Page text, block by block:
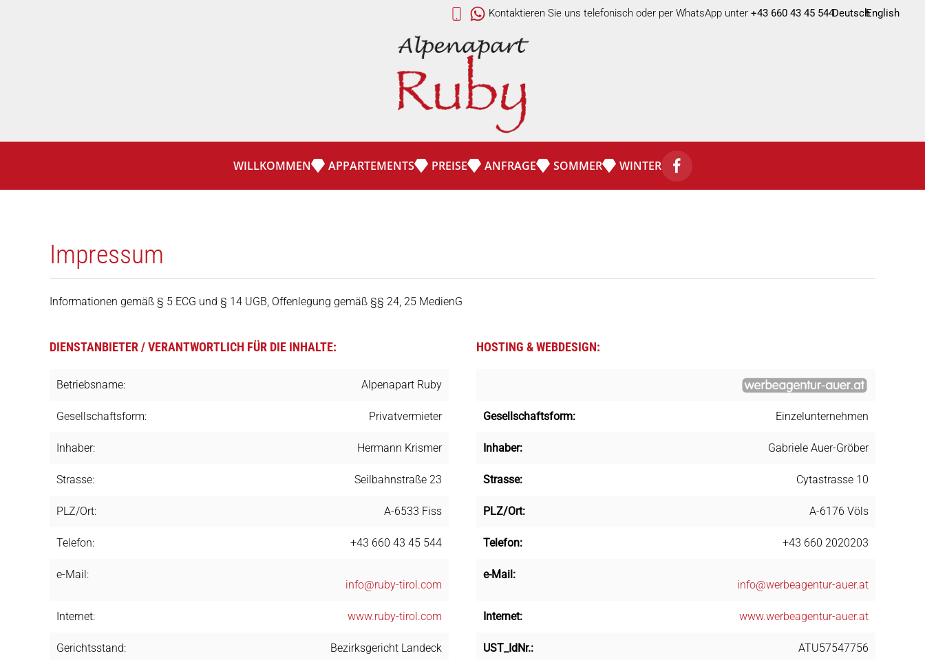
Kontaktieren Sie uns telefonisch oder per WhatsApp unter +43 660 43 45 544DeutschEnglish
WILLKOMMEN APPARTEMENTS PREISE ANFRAGE SOMMER WINTER
Impressum
Informationen gemäß § 5 ECG und § 14 UGB, Offenlegung gemäß §§ 24, 25 MedienG
DIENSTANBIETER / VERANTWORTLICH FÜR DIE INHALTE:
Betriebsname: Alpenapart Ruby
Gesellschaftsform: Privatvermieter
Inhaber: Hermann Krismer
Strasse: Seilbahnstraße 23
PLZ/Ort: A-6533 Fiss
Telefon: +43 660 43 45 544
e-Mail:
info@ruby-tirol.com
Internet: www.ruby-tirol.com
Gerichtsstand: Bezirksgericht Landeck
HOSTING & WEBDESIGN:
Gesellschaftsform: Einzelunternehmen
Inhaber: Gabriele Auer-Gröber
Strasse: Cytastrasse 10
PLZ/Ort: A-6176 Völs
Telefon: +43 660 2020203
e-Mail:
info@werbeagentur-auer.at
Internet: www.werbeagentur-auer.at
UST_IdNr.: ATU57547756